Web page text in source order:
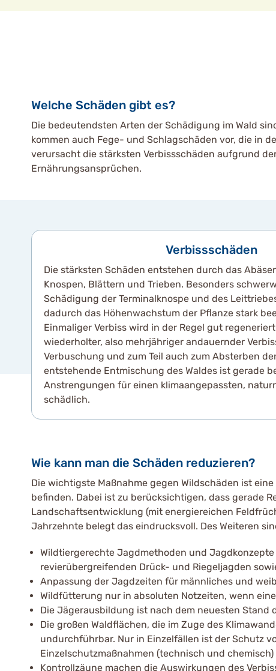
Welche Schäden gibt es?
Die bedeutendsten Arten der Schädigung im Wald
kommen auch Fege- und Schlagschäden vor, die in
verursacht die stärksten Verbissschäden aufgrund
Ernährungsansprüchen.
Verbissschäden
Die stärksten Schäden entstehen durch das
Knospen, Blättern und Trieben. Besonders
Schädigung der Terminalknospe und des
dadurch das Höhenwachstum der Pflanze stark
Einmaliger Verbiss wird in der Regel gut
wiederholter, also mehrjähriger andauernder
Verbuschung und zum Teil auch zum Absterben
entstehende Entmischung des Waldes ist gerade
Anstrengungen für einen klimaangepassten,
schädlich.
Wie kann man die Schäden reduzieren?
Die wichtigste Maßnahme gegen Wildschäden ist
befinden. Dabei ist zu berücksichtigen, dass gerade
Landschaftsentwicklung (mit energiereichen
Jahrzehnte belegt das eindrucksvoll. Des Weiteren
Wildtiergerechte Jagdmethoden und
revierübergreifenden Drück- und Riegeljagden
Anpassung der Jagdzeiten für männliches und
Wildfütterung nur in absoluten Notzeiten, wenn
Die Jägerausbildung ist nach dem neuesten Stand
Die großen Waldflächen, die im Zuge des
undurchführbar. Nur in Einzelfällen ist der Schutz
Einzelschutzmaßnahmen (technisch und chemisch)
Kontrollzäune machen die Auswirkungen des